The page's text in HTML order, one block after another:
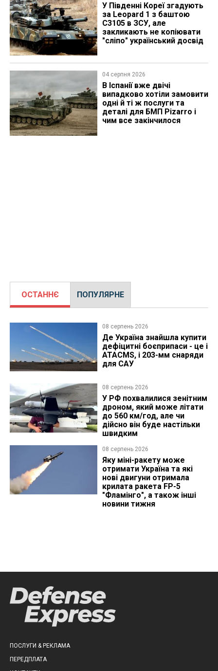
У Південні Кореї згадують
за Leopard 1 з баштою
C3105 в ЗСУ, але
закликають не копіювати
"сліпо" український досвід
04 серпня 2026
В Іспанії вже двічі
випадково хотіли замовити
одні й ті ж послуги та
деталі для БМП Pizarro і
чим все закінчилося
ОСТАННЄ ПОПУЛЯРНЕ
08 серпень 2026
Де Україна знайшла купити
дефіцитні боєприпаси - це і
ATACMS, і 203-мм снаряди
для САУ
08 серпень 2026
У РФ похвалилися зенітним
дроном, який може літати
до 560 км/год, але чи
дійсно він буде настільки
швидким
08 серпень 2026
Яку міні-ракету може
отримати Україна та які
нові двигуни отримала
крилата ракета FP-5
"Фламінго", а також інші
новини тижня
ПОСЛУГИ & РЕКЛАМА
ПЕРЕДПЛАТА